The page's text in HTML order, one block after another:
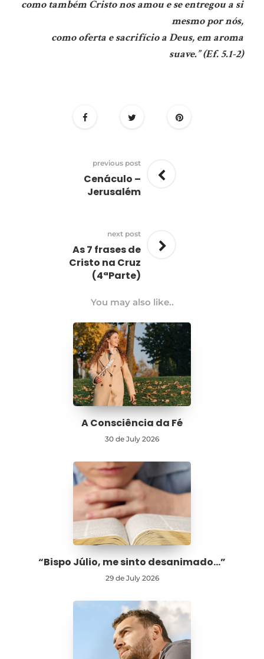
como também Cristo nos amou e se entregou a si
mesmo por nós,
como oferta e sacrifício a Deus, em aroma
suave.” (Ef. 5.1-2)
previous post
Cenáculo –
Jerusalém
next post
As 7 frases de
Cristo na Cruz
(4ªParte)
You may also like..
A Consciência da Fé
30 de July 2026
“Bispo Júlio, me sinto desanimado…”
29 de July 2026